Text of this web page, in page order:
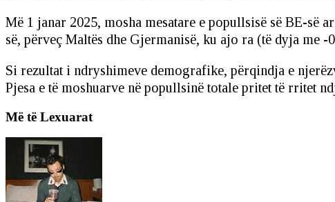
Më 1 janar 2025, mosha mesatare e popullsisë së BE-së
së, përveç Maltës dhe Gjermanisë, ku ajo ra (të dyja me -
Si rezultat i ndryshimeve demografike, përqindja e
Pjesa e të moshuarve në popullsinë totale pritet të rritet
Më të Lexuarat